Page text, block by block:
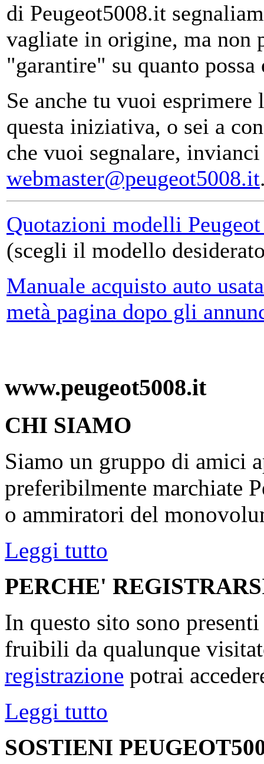
di Peugeot5008.it
vagliate in origine, ma non
"garantire" su quanto
Se anche tu vuoi
questa iniziativa, o sei a
che vuoi segnalare,
webmaster@peugeot5008.it
Quotazioni modelli
(scegli il modello
Manuale acquisto auto
metà pagina dopo gli
www.peugeot5008.it
CHI SIAMO
Siamo un gruppo di amici
preferibilmente marchiate
o ammiratori del
Leggi tutto
PERCHE'
In questo sito sono
fruibili da qualunque
registrazione potrai
Leggi tutto
SOSTIENI